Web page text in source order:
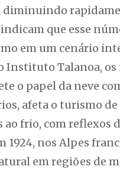
diminuindo
que esse
em um cenário
Instituto Talanoa,
o papel da neve
afeta o turismo
ao frio, com reflexos
1924, nos Alpes
em regiões de